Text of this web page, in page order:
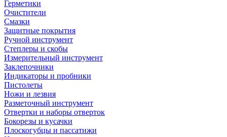
Герметики
Очистители
Смазки
Защитные покрытия
Ручной инструмент
Степлеры и скобы
Измерительный инструмент
Заклепочники
Индикаторы и пробники
Пистолеты
Ножи и лезвия
Разметочный инструмент
Отвертки и наборы отверток
Бокорезы и кусачки
Плоскогубцы и пассатижи